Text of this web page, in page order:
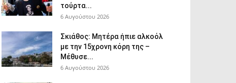
τούρτα...
6 Αυγούστου 2026
Σκιάθος: Μητέρα ήπιε αλκοόλ
με την 15χρονη κόρη της –
Μέθυσε...
6 Αυγούστου 2026